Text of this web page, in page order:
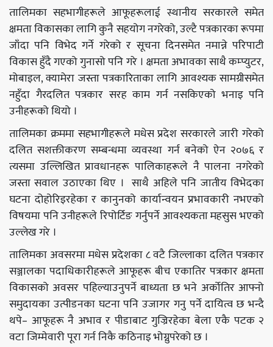
तालिमका सहभागीहरूले आफूहरूलाई स्थानीय सरकारले समेत
क्षमता विकासका लागि कुनै सहयोग नगरेको, उल्टै पत्रकारका रूपमा
जाँदा पनि विभेद गर्ने गरेको र सूचना दिनसमेत नमान्ने परिपाटी
विकास हुँदै गएको गुनासो पनि गरे । क्षमता अभावका साथै कम्प्युटर,
मोबाइल, क्यामेरा जस्ता पत्रकारिताका लागि आवश्यक सामग्रीसमेत
नहुँदा गैरदलित पत्रकार सरह काम गर्न नसकिएको भनाइ पनि
उनीहरूको थियो ।
तालिमका क्रममा सहभागीहरूले मधेस प्रदेश सरकारले जारी गरेको
दलित सशक्तीकरण सम्बन्धमा व्यवस्था गर्न बनेको ऐन २०७६ र
त्यसमा उल्लिखित प्रावधानहरू पालिकाहरूले नै पालना नगरेको
जस्ता सवाल उठाएका थिए । साथै अहिले पनि जातीय विभेदका
घटना दोहोरिइरहेका र कानुनको कार्यान्वयन प्रभावकारी नभएको
विषयमा पनि उनीहरूले रिपोर्टिङ गर्नुपर्ने आवश्यकता महसुस भएको
उल्लेख गरे ।
तालिमका अवसरमा मधेस प्रदेशका ८ वटै जिल्लाका दलित पत्रकार
सञ्जालका पदाधिकारीहरूले आफूहरू बीच एकातिर पत्रकार क्षमता
विकासको अवसर पहिल्याउनुपर्ने बाध्यता छ भने अर्कोतिर आफ्नो
समुदायका उत्पीडनका घटना पनि उजागर गनु पर्ने दायित्व छ भन्दै
थपे– आफूहरू नै अभाव र पीडाबाट गुज्रिरहेका बेला एकै पटक २
वटा जिम्मेवारी पूरा गर्न निकै कठिनाइ भोग्नुपरेको छ ।